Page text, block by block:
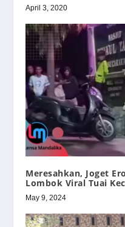
April 3, 2020
Meresahkan, Joget
Lombok Viral Tuai
May 9, 2024